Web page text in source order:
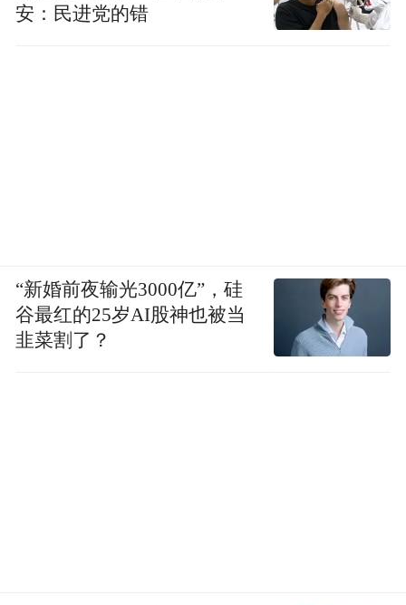
安：民进党的错
“新婚前夜输光3000亿”，硅
谷最红的25岁AI股神也被当
韭菜割了？